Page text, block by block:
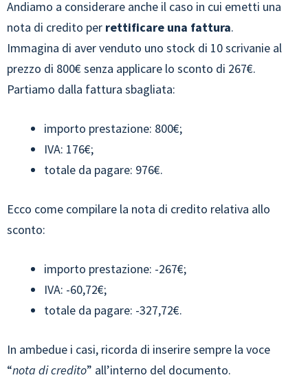
Andiamo a considerare anche il caso in cui emetti una
nota di credito per rettificare una fattura.
Immagina di aver venduto uno stock di 10 scrivanie al
prezzo di 800€ senza applicare lo sconto di 267€.
Partiamo dalla fattura sbagliata:
importo prestazione: 800€;
IVA: 176€;
totale da pagare: 976€.
Ecco come compilare la nota di credito relativa allo
sconto:
importo prestazione: -267€;
IVA: -60,72€;
totale da pagare: -327,72€.
In ambedue i casi, ricorda di inserire sempre la voce
“nota di credito” all’interno del documento.